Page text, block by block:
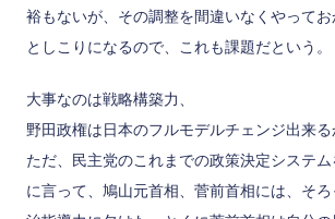
裕もないが、その調整を間違いなくやって
としこりになるので、これも課題だという。
大事なのは戦略構築力、
野田政権は日本のフルモデルチェンジ出来る
ただ、民主党のこれまでの政策決定システ
に言って、鳩山元首相、菅前首相には、そ